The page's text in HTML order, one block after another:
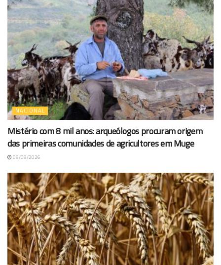
NACIONAL
Mistério com 8 mil anos: arqueólogos procuram origem
das primeiras comunidades de agricultores em Muge
08/08/2026